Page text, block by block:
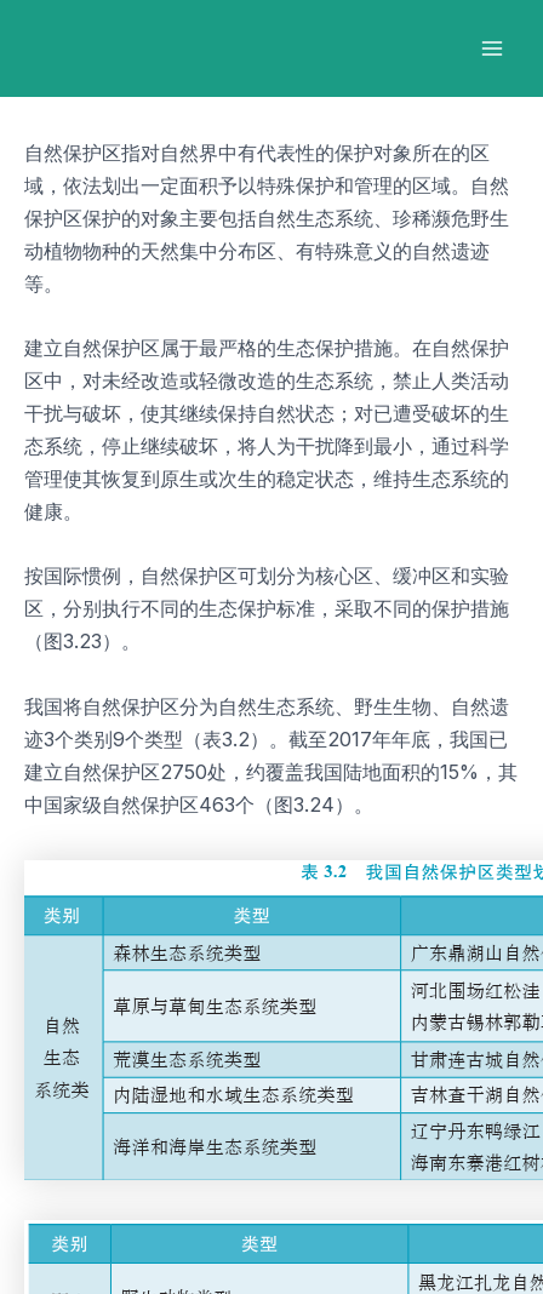
自然保护区指对自然界中有代表性的保护对象所在的区
域，依法划出一定面积予以特殊保护和管理的区域。自然
保护区保护的对象主要包括自然生态系统、珍稀濒危野生
动植物物种的天然集中分布区、有特殊意义的自然遗迹
等。
建立自然保护区属于最严格的生态保护措施。在自然保护
区中，对未经改造或轻微改造的生态系统，禁止人类活动
干扰与破坏，使其继续保持自然状态；对已遭受破坏的生
态系统，停止继续破坏，将人为干扰降到最小，通过科学
管理使其恢复到原生或次生的稳定状态，维持生态系统的
健康。
按国际惯例，自然保护区可划分为核心区、缓冲区和实验
区，分别执行不同的生态保护标准，采取不同的保护措施
（图3.23）。
我国将自然保护区分为自然生态系统、野生生物、自然遗
迹3个类别9个类型（表3.2）。截至2017年年底，我国已
建立自然保护区2750处，约覆盖我国陆地面积的15%，其
中国家级自然保护区463个（图3.24）。